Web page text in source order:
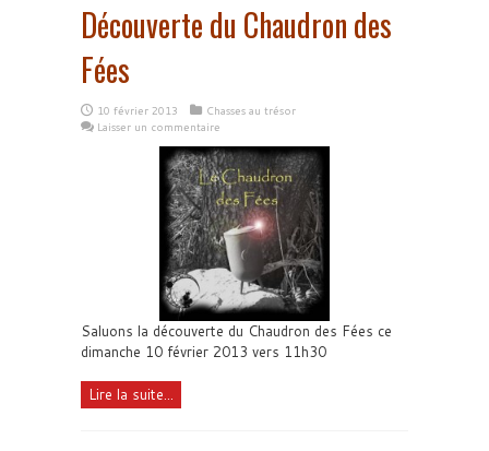
Découverte du Chaudron des
Fées
10 février 2013
Chasses au trésor
Laisser un commentaire
Saluons la découverte du Chaudron des Fées ce
dimanche 10 février 2013 vers 11h30
Lire la suite...